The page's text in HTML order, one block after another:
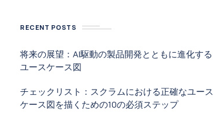
RECENT POSTS
将来の展望：AI駆動の製品開発とともに進化する
ユースケース図
チェックリスト：スクラムにおける正確なユース
ケース図を描くための10の必須ステップ